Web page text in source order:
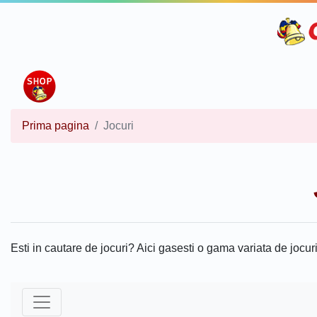
Prima pagina Jocuri
Esti in cautare de jocuri? Aici gasesti o gama variata de